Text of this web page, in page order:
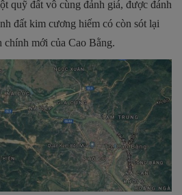
quỹ đất vô cùng đảnh giá, được đánh
đất kim cương hiếm có còn sót lại
mới của Cao Bằng.